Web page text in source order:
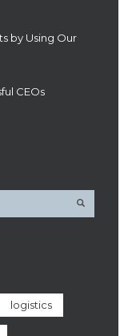
by Using Our
CEOs
logistics